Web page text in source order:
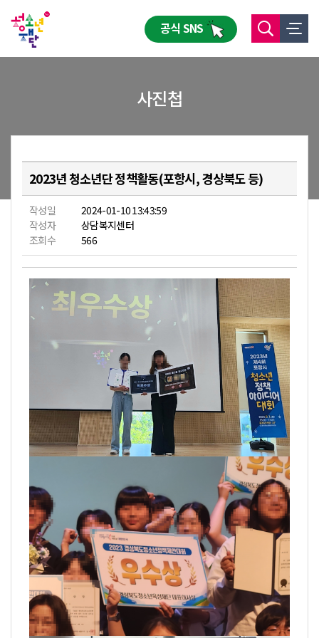
공식 SNS
사진첩
2023년 청소년단 정책활동(포항시, 경상북도 등)
작성일
2024-01-10 13:43:59
작성자
상담복지센터
조회수
566